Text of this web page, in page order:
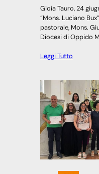
Gioia Tauro, 24
“Mons. Luciano
pastorale, Mons.
Diocesi di Oppido
Leggi Tutto